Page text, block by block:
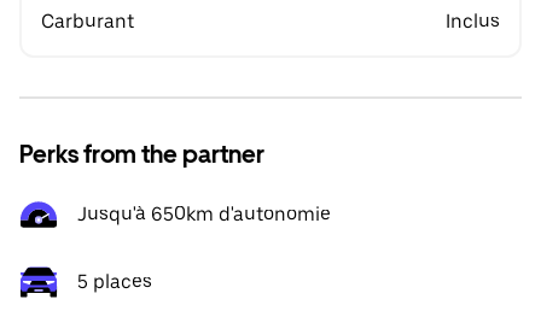
Carburant Inclus
Perks from the partner
Jusqu'à 650km d'autonomie
5 places